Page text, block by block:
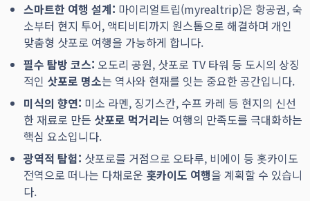
스마트한 여행 설계: 마이리얼트립(myrealtrip)은 항공권, 숙
소부터 현지 투어, 액티비티까지 원스톱으로 해결하며 개인
맞춤형 삿포로 여행을 가능하게 합니다.
필수 탐방 코스: 오도리 공원, 삿포로 TV 타워 등 도시의 상징
적인 삿포로 명소는 역사와 현재를 잇는 중요한 공간입니다.
미식의 향연: 미소 라멘, 징기스칸, 수프 카레 등 현지의 신선
한 재료로 만든 삿포로 먹거리는 여행의 만족도를 극대화하는
핵심 요소입니다.
광역적 탐험: 삿포로를 거점으로 오타루, 비에이 등 홋카이도
전역으로 떠나는 다채로운 홋카이도 여행을 계획할 수 있습니
다.